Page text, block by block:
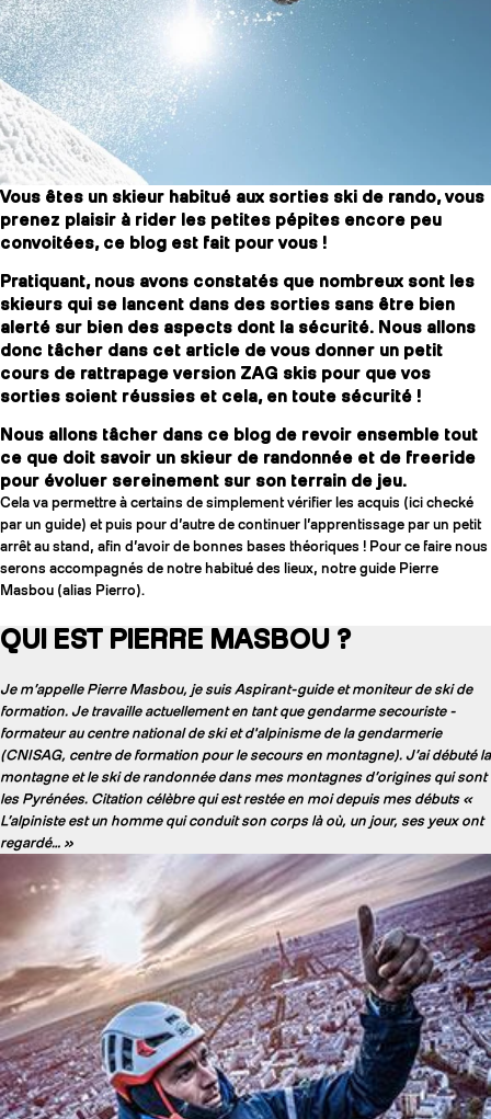
UBAC 102
BÂTONS
COUTEAUX
Vous êtes un skieur habitué aux sorties ski de rando, vous
prenez plaisir à rider les petites pépites encore peu
convoitées, ce blog est fait pour vous !
Pratiquant, nous avons constatés que nombreux sont les
skieurs qui se lancent dans des sorties sans être bien
alerté sur bien des aspects dont la sécurité. Nous allons
donc tâcher dans cet article de vous donner un petit
cours de rattrapage version ZAG skis pour que vos
sorties soient réussies et cela, en toute sécurité !
Nous allons tâcher dans ce blog de revoir ensemble tout
ce que doit savoir un skieur de randonnée et de freeride
pour évoluer sereinement sur son terrain de jeu.
Cela va permettre à certains de simplement vérifier les acquis (ici checké
par un guide) et puis pour d’autre de continuer l’apprentissage par un petit
arrêt au stand, afin d’avoir de bonnes bases théoriques ! Pour ce faire nous
serons accompagnés de notre habitué des lieux, notre guide Pierre
Masbou (alias Pierro).
QUI EST PIERRE MASBOU ?
Je m’appelle Pierre Masbou, je suis Aspirant-guide et moniteur de ski de
formation. Je travaille actuellement en tant que gendarme secouriste -
formateur au centre national de ski et d'alpinisme de la gendarmerie
(CNISAG, centre de formation pour le secours en montagne). J’ai débuté la
montagne et le ski de randonnée dans mes montagnes d’origines qui sont
les Pyrénées. Citation célèbre qui est restée en moi depuis mes débuts «
L’alpiniste est un homme qui conduit son corps là où, un jour, ses yeux ont
regardé… »